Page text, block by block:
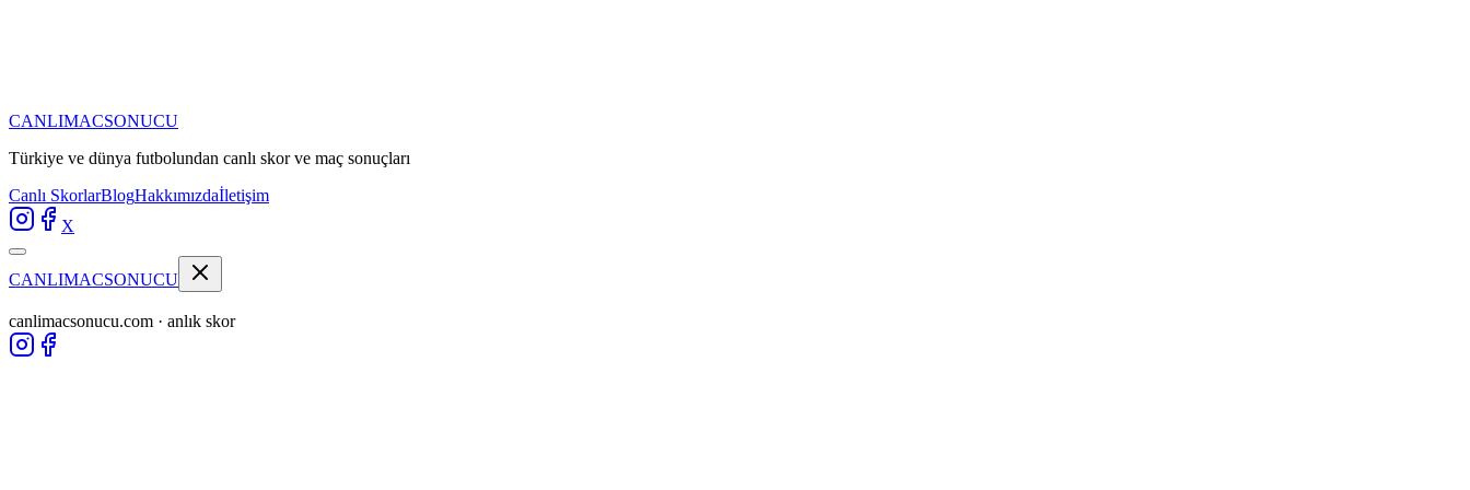
CANLIMACSONUCU
Türkiye ve dünya futbolundan canlı skor ve maç sonuçları
Canlı SkorlarBlogHakkımızdaİletişim
X
CANLIMACSONUCU
canlimacsonucu.com · anlık skor